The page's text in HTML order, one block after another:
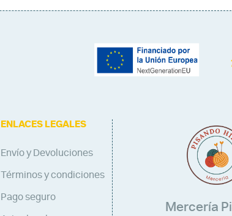
ENLACES LEGALES
Envío y Devoluciones
Términos y condiciones
Pago seguro
Mercería